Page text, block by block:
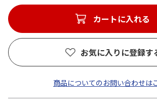
カートに入れる
お気に入りに登録す
商品についてのお問い合わせは